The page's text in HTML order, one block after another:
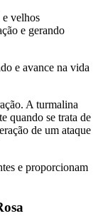
velhos
e gerando
e avance na vida
A turmalina
quando se trata de
de um ataque
e proporcionam